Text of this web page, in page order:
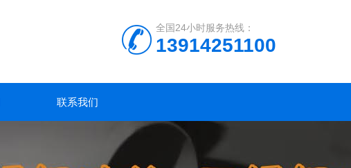
全国24小时服务热线：
13914251100
联系我们